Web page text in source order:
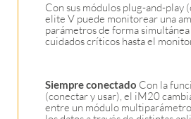
Con sus módulos plug-and-play
elite V puede monitorear una
parámetros de forma simultánea
cuidados críticos hasta el
Siempre conectado Con la
(conectar y usar), el iM20
entre un módulo